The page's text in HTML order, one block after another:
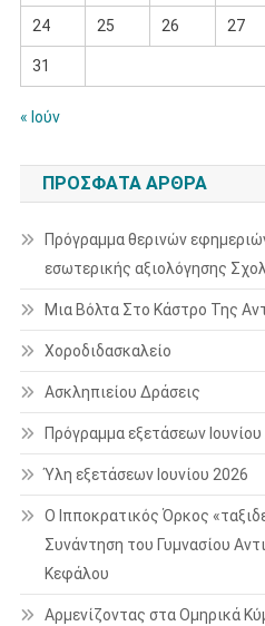
24 25 26 27
31
« Ιούν
ΠΡΌΣΦΑΤΑ ΆΡΘΡΑ
Πρόγραμμα θερινών
εσωτερικής αξιολόγησης
Μια Βόλτα Στο Κάστρο Της
Χοροδιδασκαλείο
Ασκληπιείου Δράσεις
Πρόγραμμα εξετάσεων
Ύλη εξετάσεων Ιουνίου 2026
Ο Ιπποκρατικός Όρκος
Συνάντηση του Γυμνασίου
Κεφάλου
Αρμενίζοντας στα Ομηρικά